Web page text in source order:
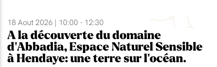
18 Aout 2026 | 10:00 - 12:30
A la découverte du domaine
d'Abbadia, Espace Naturel Sensible
à Hendaye: une terre sur l'océan.